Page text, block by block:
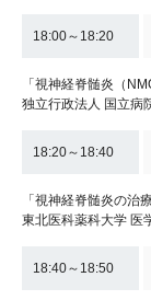
18:00～18:20
「視神経脊髄炎（
独立行政法人 国立病
18:20～18:40
「視神経脊髄炎の治
東北医科薬科大学
18:40～18:50